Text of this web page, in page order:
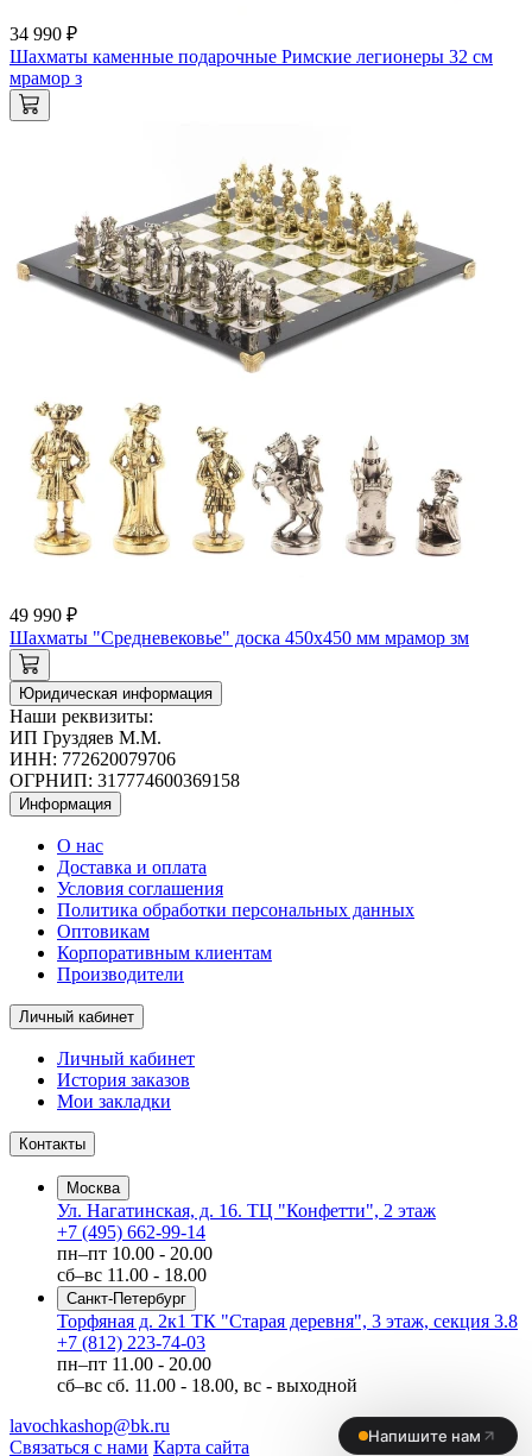
34 990 ₽
Шахматы каменные подарочные Римские легионеры 32 см
мрамор з
49 990 ₽
Шахматы "Средневековье" доска 450х450 мм мрамор зм
Юридическая информация
Наши реквизиты:
ИП Груздяев М.М.
ИНН: 772620079706
ОГРНИП: 317774600369158
Информация
О нас
Доставка и оплата
Условия соглашения
Политика обработки персональных данных
Оптовикам
Корпоративным клиентам
Производители
Личный кабинет
Личный кабинет
История заказов
Мои закладки
Контакты
Москва
Ул. Нагатинская, д. 16. ТЦ "Конфетти", 2 этаж
+7 (495) 662-99-14
пн–пт 10.00 - 20.00
сб–вс 11.00 - 18.00
Санкт-Петербург
Торфяная д. 2к1 ТК "Старая деревня", 3 этаж, секция 3.8
+7 (812) 223-74-03
пн–пт 11.00 - 20.00
сб–вс сб. 11.00 - 18.00, вс - выходной
lavochkashop@bk.ru
Связаться с нами Карта сайта